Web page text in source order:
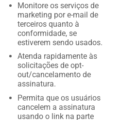
Monitore os serviços de
marketing por e-mail de
terceiros quanto à
conformidade, se
estiverem sendo usados.
Atenda rapidamente às
solicitações de opt-
out/cancelamento de
assinatura.
Permita que os usuários
cancelem a assinatura
usando o link na parte